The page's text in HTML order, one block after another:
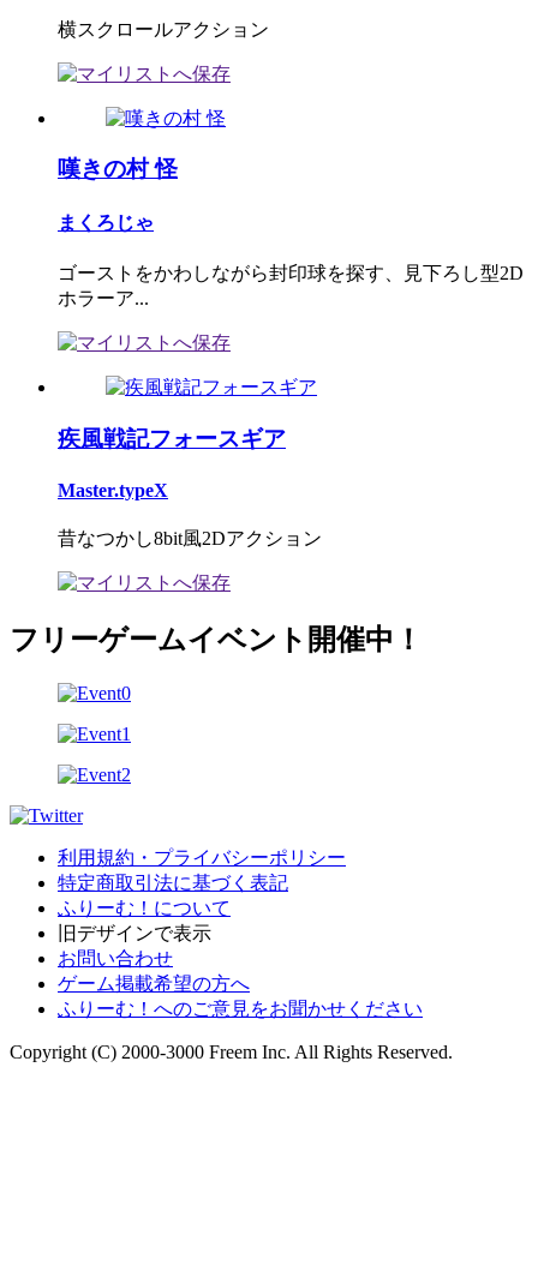
横スクロールアクション
嘆きの村 怪
まくろじゃ
ゴーストをかわしながら封印球を探す、見下ろし型2D
ホラーア...
疾風戦記フォースギア
Master.typeX
昔なつかし8bit風2Dアクション
フリーゲームイベント開催中！
利用規約・プライバシーポリシー
特定商取引法に基づく表記
ふりーむ！について
旧デザインで表示
お問い合わせ
ゲーム掲載希望の方へ
ふりーむ！へのご意見をお聞かせください
Copyright (C) 2000-3000 Freem Inc. All Rights Reserved.